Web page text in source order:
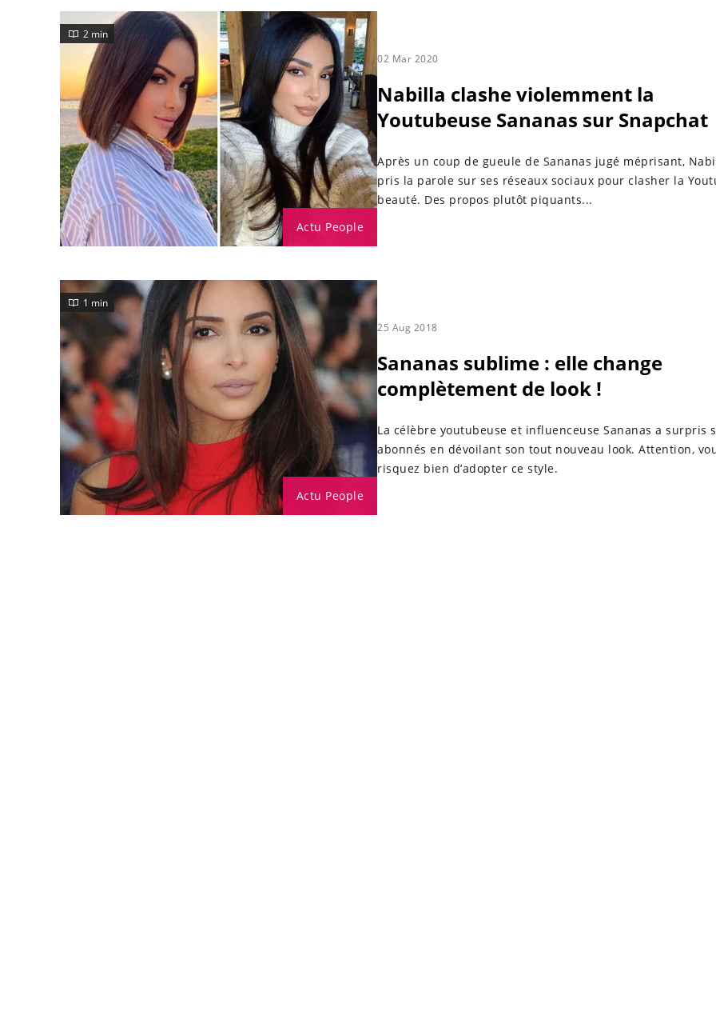
Actu People
2 min
02 Mar 2020
Nabilla clashe violemment la
Youtubeuse Sananas sur Snapchat
Après un coup de gueule de Sananas jugé méprisant,
pris la parole sur ses réseaux sociaux pour clasher la
beauté. Des propos plutôt piquants...
Actu People
1 min
25 Aug 2018
Sananas sublime : elle change
complètement de look !
La célèbre youtubeuse et influenceuse Sananas a surpris
abonnés en dévoilant son tout nouveau look. Attention,
risquez bien d’adopter ce style.